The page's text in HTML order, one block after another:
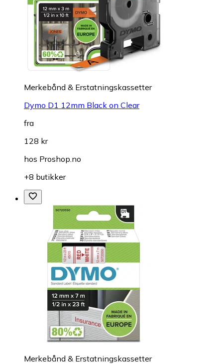
Merkebånd & Erstatningskassetter
Dymo D1 12mm Black on Clear
fra
128 kr
hos Proshop.no
+8 butikker
Merkebånd & Erstatningskassetter